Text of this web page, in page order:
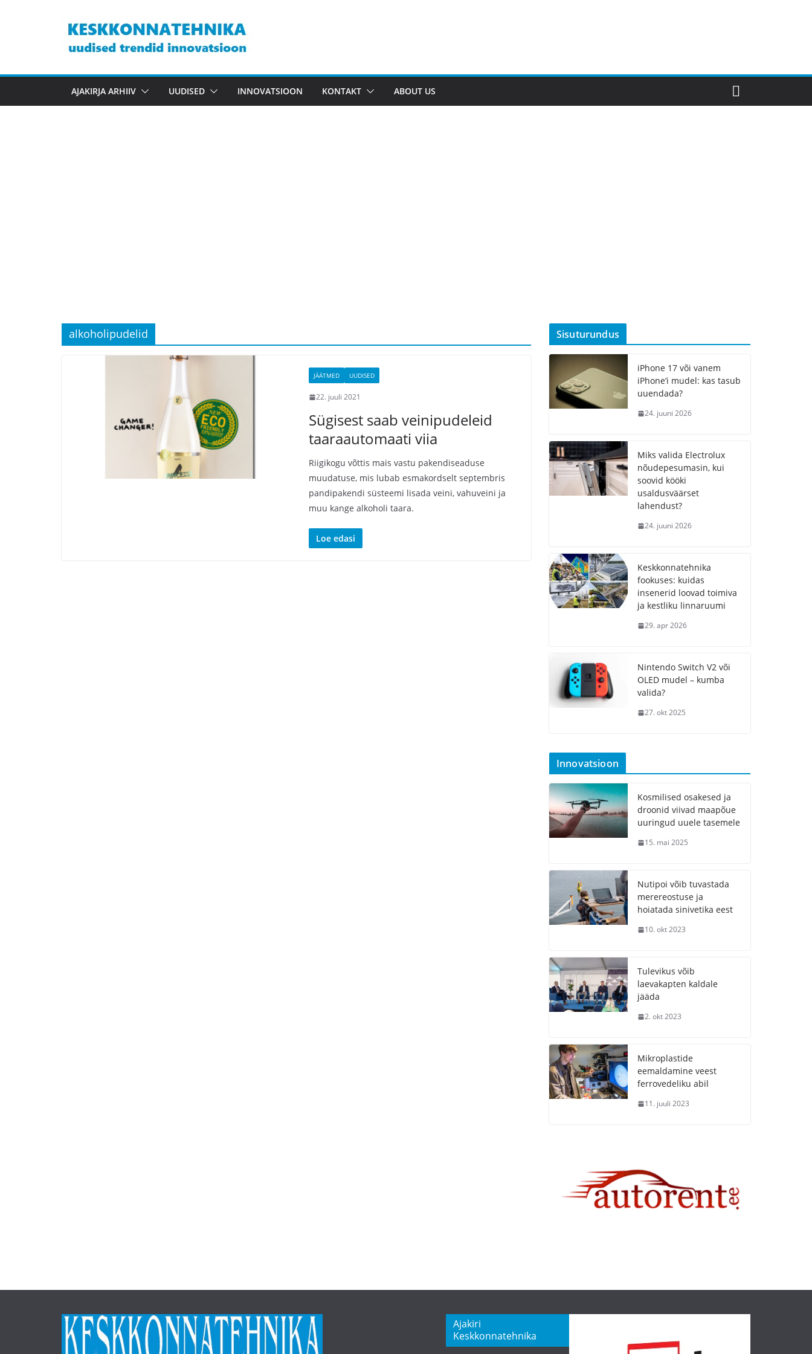
AJAKIRJA ARHIIV UUDISED INNOVATSIOON KONTAKT ABOUT US
alkoholipudelid
JÄÄTMED UUDISED
22. juuli 2021
Sügisest saab veinipudeleid
taaraautomaati viia
Riigikogu võttis mais vastu pakendiseaduse
muudatuse, mis lubab esmakordselt septembris
pandipakendi süsteemi lisada veini, vahuveini ja
muu kange alkoholi taara.
Loe edasi
Sisuturundus
iPhone 17 või vanem
iPhone’i mudel: kas tasub
uuendada?
24. juuni 2026
Miks valida Electrolux
nõudepesumasin, kui
soovid kööki
usaldusväärset
lahendust?
24. juuni 2026
Keskkonnatehnika
fookuses: kuidas
insenerid loovad toimiva
ja kestliku linnaruumi
29. apr 2026
Nintendo Switch V2 või
OLED mudel – kumba
valida?
27. okt 2025
Innovatsioon
Kosmilised osakesed ja
droonid viivad maapõue
uuringud uuele tasemele
15. mai 2025
Nutipoi võib tuvastada
merereostuse ja
hoiatada sinivetika eest
10. okt 2023
Tulevikus võib
laevakapten kaldale
jääda
2. okt 2023
Mikroplastide
eemaldamine veest
ferrovedeliku abil
11. juuli 2023
Ajakiri
Keskkonnatehnika